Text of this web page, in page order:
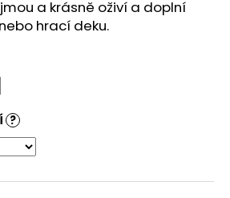
a krásně oživí a doplní
hrací deku.
?